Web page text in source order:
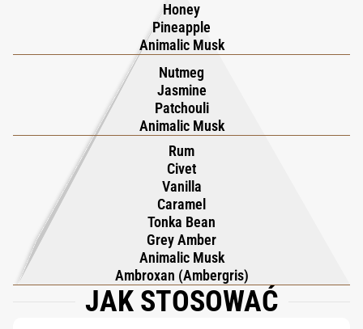
powierzchnią kryje wyzwanie. W miarę jak zapach się pogłębia,
paczula i gałka muszkatołowa przynoszą ziemiste ciepło, a
jaśmin dodaje delikatnego kwiatowego połysku, który flirtuje z
przyprawami. W bazie wanilia i karmel stają się bogate i
cieniste, splecione z ambroksanem, szarą ambrą i absolutem
tonki. Subtelna nuta rumu i szept cywetu dodają dzikiej, trwałej
nuty. Szlak jest odważny, prowokujący i niezapomniany,
pozostawiając po sobie wspomnienie dzikiej słodyczy i
pierwotnego uroku.
Honey
Pineapple
Animalic Musk
Nutmeg
Jasmine
Patchouli
Animalic Musk
Rum
Civet
Vanilla
Caramel
Tonka Bean
Grey Amber
Animalic Musk
Ambroxan (Ambergris)
JAK STOSOWAĆ